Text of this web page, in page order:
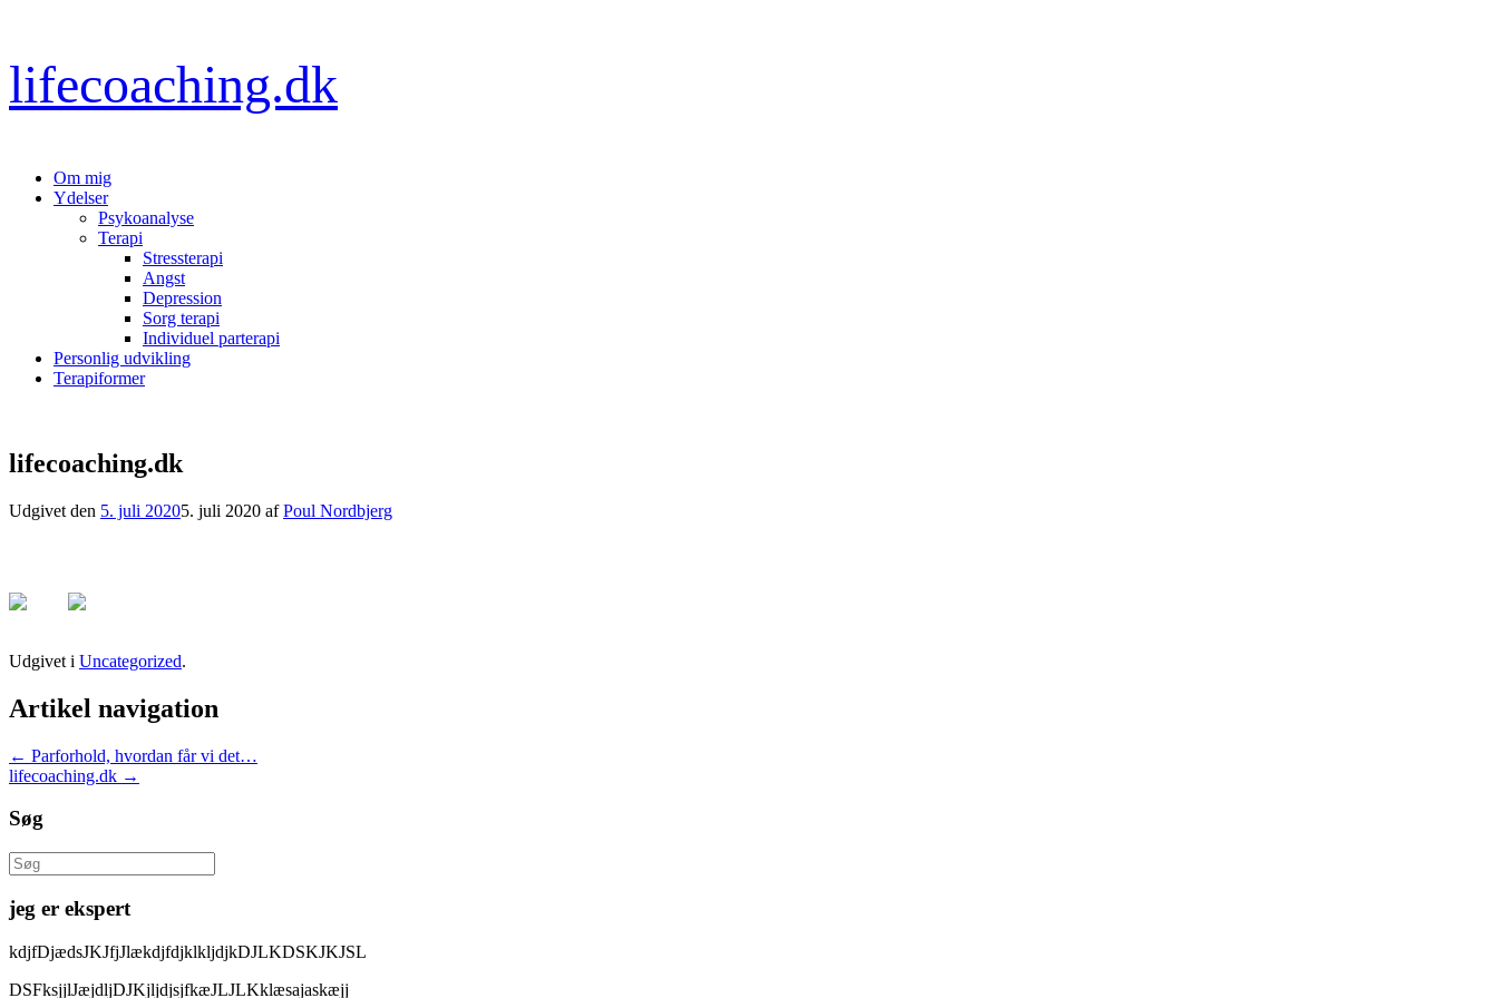
Gå
indhold
lifecoaching.dk
Om mig
Ydelser
Psykoanalyse
Terapi
Stressterapi
Angst
Depression
Sorg terapi
Individuel parterapi
Personlig udvikling
Terapiformer
lifecoaching.dk
Udgivet den 5. juli 20205. juli 2020 afPoul Nordbjerg
Udgivet i Uncategorized.
Artikel navigation
← Parforhold, hvordan får vi det…
lifecoaching.dk →
Søg
Søg
efter:
jeg er ekspert
kdjfDjædsJKJfjJlækdjfdjklkljdjkDJLKDSKJKJSL
DSFksjjlJæjdljDJKjljdjsjfkæJLJLKklæsajaskæjj